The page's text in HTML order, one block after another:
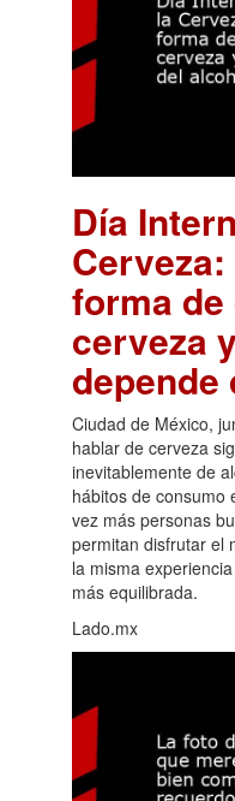
Día
forma
cerveza
depende
Ciudad de México,
hablar de cerveza
inevitablemente de
hábitos de consumo
vez más personas
permitan disfrutar el
la misma
más equilibrada.
Lado.mx